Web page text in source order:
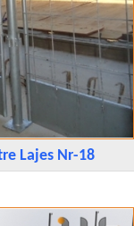
Lajes Nr-18